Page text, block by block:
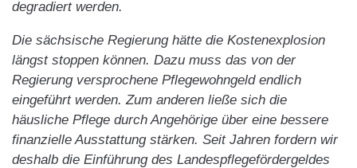
degradiert werden.
Die sächsische Regierung hätte die Kostenexplosion
längst stoppen können. Dazu muss das von der
Regierung versprochene Pflegewohngeld endlich
eingeführt werden. Zum anderen ließe sich die
häusliche Pflege durch Angehörige über eine bessere
finanzielle Ausstattung stärken. Seit Jahren fordern wir
deshalb die Einführung des Landespflegefördergeldes